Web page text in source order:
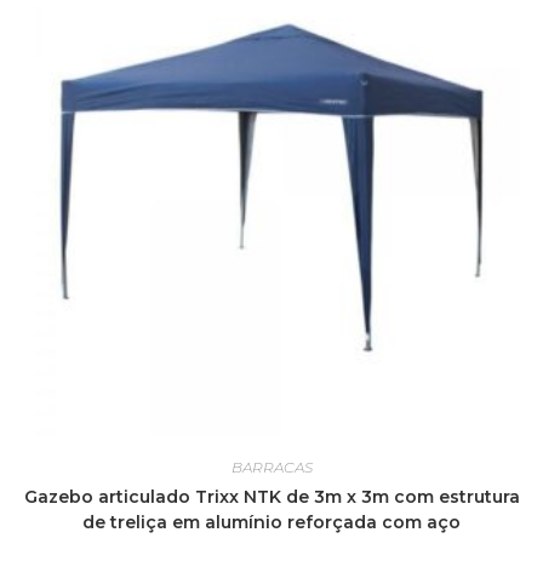
BARRACAS
Gazebo articulado Trixx NTK de 3m x 3m com estrutura
de treliça em alumínio reforçada com aço